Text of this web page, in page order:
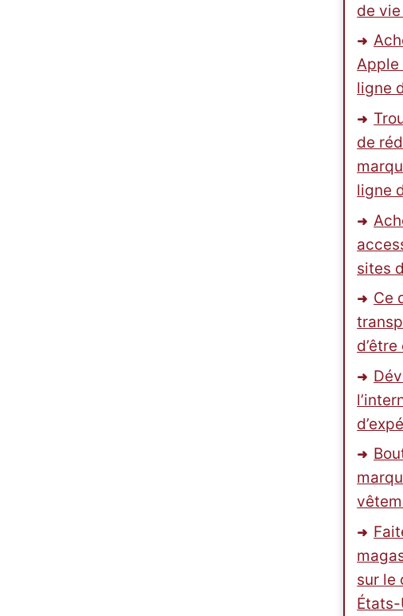
de
Apple
ligne
de
ligne
sites
Ce
sur le